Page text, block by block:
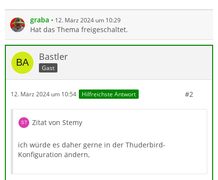
graba 12. März 2024 um 10:29
Hat das Thema freigeschaltet.
Bastler
Gast
12. März 2024 um 10:54 Hilfreichste Antwort #2
Zitat von Stemy
ich würde es daher gerne in der Thuderbird-
Konfiguration ändern,